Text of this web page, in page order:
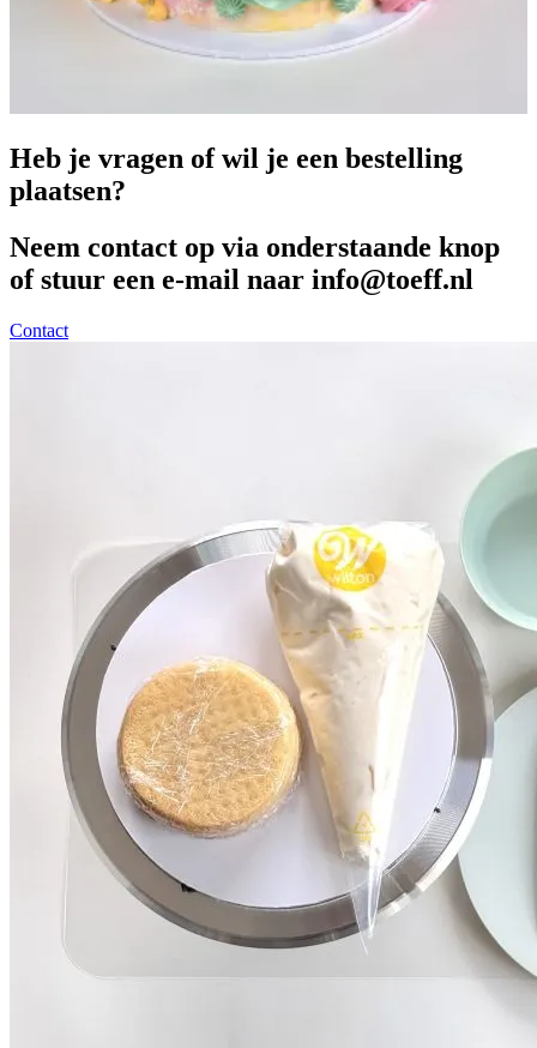
Heb je vragen of wil je een bestelling
plaatsen?
Neem contact op via onderstaande knop
of stuur een e-mail naar info@toeff.nl
Contact